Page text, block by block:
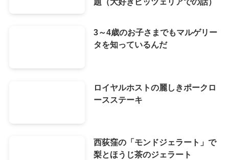
3～4歳のお子さまでもマルゲリー
タを知っているんだ
ロイヤルホストの麗しきポークロ
ースステーキ
西荻窪の「モンドジェラート」で
梨とほうじ茶のジェラート